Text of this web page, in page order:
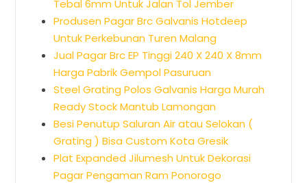
Tebal 6mm Untuk Jalan Tol Jember
Produsen Pagar Brc Galvanis Hotdeep
Untuk Perkebunan Turen Malang
Jual Pagar Brc EP Tinggi 240 X 240 X 8mm
Harga Pabrik Gempol Pasuruan
Steel Grating Polos Galvanis Harga Murah
Ready Stock Mantub Lamongan
Besi Penutup Saluran Air atau Selokan (
Grating ) Bisa Custom Kota Gresik
Plat Expanded Jilumesh Untuk Dekorasi
Pagar Pengaman Ram Ponorogo